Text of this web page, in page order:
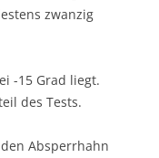
zwanzig
-15 Grad liegt.
des Tests.
Absperrhahn